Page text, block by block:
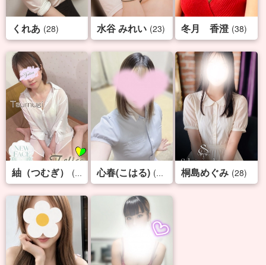
くれあ (28) 水谷 みれい (23) 冬月 香澄 (38)
紬（つむぎ） (23) 心春(こはる) (24) 桐島めぐみ (28)